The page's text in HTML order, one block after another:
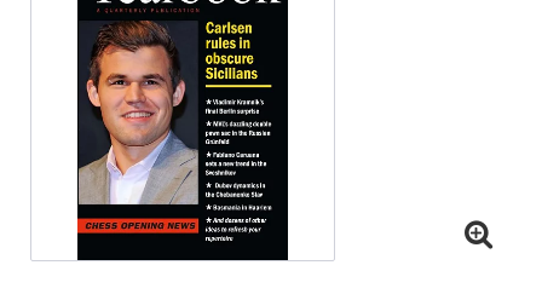
Black Week 2025
Lektioner/undervisning
Schackdatorer